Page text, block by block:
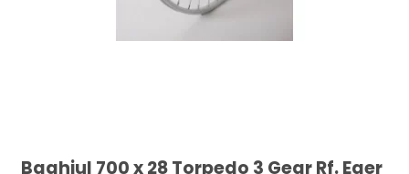
Baghjul 700 x 28 Torpedo 3 Gear Rf. Eger